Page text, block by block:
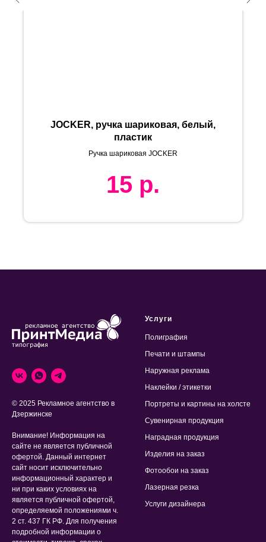
JOCKER, ручка шариковая, белый,
пластик
Ручка шариковая JOCKER
15 р.
© 2025 Рекламное агентство в
Дзержинске
Внимание! Информация на
сайте не является публичной
офертой. Данный интернет
сайт носит исключительно
информационный характер и
ни при каких условиях на
является публичной офертой,
определяемой положениями ч.
2 ст. 437 ГК РФ. Для получения
подробной информации о
Услуги
Полиграфия
Печати и штампы
Наружная реклама
Наклейки / этикетки
Портреты и картины на холсте
Сувенирная продукция
Наградная продукция
Изделия на заказ
Фотообои на заказ
Лазерная резка
Услуги дизайнера